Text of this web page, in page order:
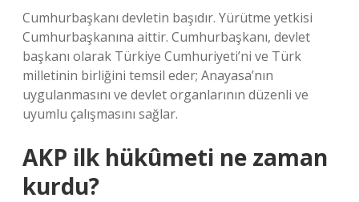
Cumhurbaşkanı devletin başıdır. Yürütme yetkisi
Cumhurbaşkanına aittir. Cumhurbaşkanı, devlet
başkanı olarak Türkiye Cumhuriyeti’ni ve Türk
milletinin birliğini temsil eder; Anayasa’nın
uygulanmasını ve devlet organlarının düzenli ve
uyumlu çalışmasını sağlar.
AKP ilk hükûmeti ne zaman
kurdu?